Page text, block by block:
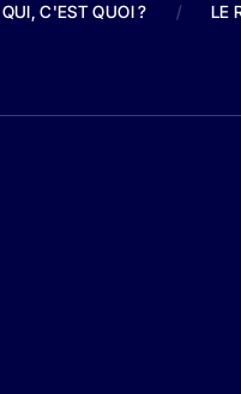
C'EST QUOI ? / LE